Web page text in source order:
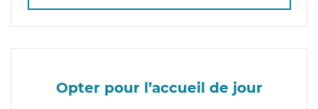
Opter pour l’accueil de jour